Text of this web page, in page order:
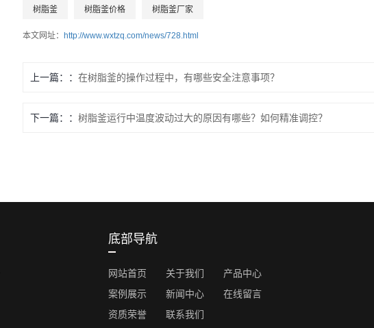
树脂釜 树脂釜价格 树脂釜厂家
本文网址： http://www.wxtzq.com/news/728.html
上一篇： 在树脂釜的操作过程中，有哪些安全注意事项？
下一篇： 树脂釜运行中温度波动过大的原因有哪些？如何精准调控？
底部导航
网站首页 关于我们
产品中心
案例展示
新闻中心
在线留言
资质荣誉
联系我们